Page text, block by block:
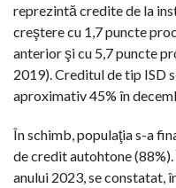
reprezintă credite de la
creştere cu 1,7 puncte
anterior şi cu 5,7 puncte
2019). Creditul de tip ISD
aproximativ 45% în
În schimb, populaţia s-a
de credit autohtone
anului 2023, se constatat,